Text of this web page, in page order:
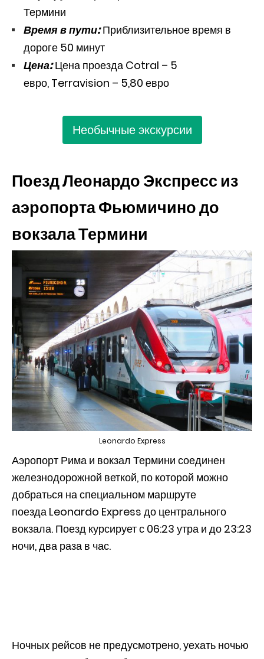
Термини
Время в пути:Приблизительное время в
дороге 50 минут
Цена:Цена проезда Cotral – 5
евро, Terravision – 5,80 евро
Необычные экскурсии
Поезд Леонардо Экспресс из
аэропорта Фьюмичино до
вокзала Термини
Leonardo Express
Аэропорт Рима и вокзал Термини соединен
железнодорожной веткой, по которой можно
добраться на специальном маршруте
поезда Leonardo Express до центрального
вокзала. Поезд курсирует с 06:23 утра и до 23:23
ночи, два раза в час.
Ночных рейсов не предусмотрено, уехать ночью